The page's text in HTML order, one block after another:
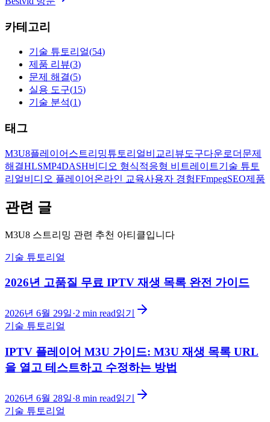
카테고리
기술 튜토리얼(54)
제품 리뷰(3)
문제 해결(5)
실용 도구(15)
기술 분석(1)
태그
M3U8플레이어 스트리밍튜토리얼비교리뷰도구다운로더 문제
해결HLSMP4DASH비디오 형식적응형 비트레이트기술 튜토
리얼비디오 플레이어 온라인 교육사용자 경험FFmpegSEO제품
관련 글
M3U8 스트리밍 관련 추천 아티클입니다
기술 튜토리얼
2026년 고품질 무료 IPTV 재생 목록 완전 가이드
2026년 6월 29일·2 min read읽기
기술 튜토리얼
IPTV 플레이어 M3U 가이드: M3U 재생 목록 URL
을 열고 테스트하고 수정하는 방법
2026년 6월 28일·8 min read읽기
기술 튜토리얼